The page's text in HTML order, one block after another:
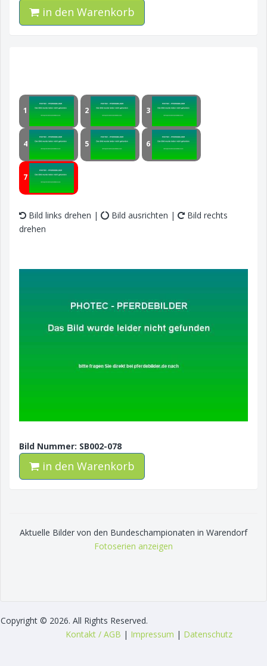
in den Warenkorb
1 2 3
4 5 6
7
Bild links drehen | Bild ausrichten |
Bild rechts
drehen
Bild Nummer: SB002-078
in den Warenkorb
Aktuelle Bilder von den Bundeschampionaten in Warendorf
Fotoserien anzeigen
Copyright © 2026. All Rights Reserved.
Kontakt / AGB | Impressum | Datenschutz